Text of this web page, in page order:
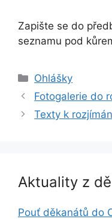
Zapište se do
seznamu pod
Rubriky
Ohlášky
Fotogalerie do
Texty k
Aktuality z
Pouť děkanátů do